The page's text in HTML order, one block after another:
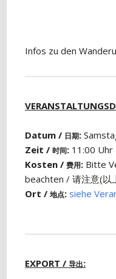
Infos zu den
Datum / 日期:
Zeit /时间: 11:00 Uhr
Kosten /费用: Bitte
beachten / 请注意(以
Ort /地点: siehe
EXPORT /导出: